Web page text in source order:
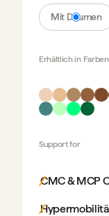
Mit Daumen
Erhältlich in Farben
Support for
CMC & MCP